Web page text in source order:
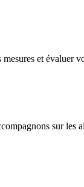
et évaluer
sur les